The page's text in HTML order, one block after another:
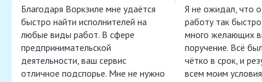
Благодаря Воркзиле мне удаётся
быстро найти исполнителей на
любые виды работ. В сфере
предпринимательской
деятельности, ваш сервис
отличное подспорье. Мне не нужно
Я не ожидал, что
работу так
много желающих
поручение. Всё
чётко в срок, и
всем моим